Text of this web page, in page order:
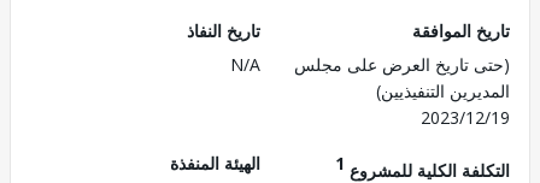
الموافقة
تاريخ العرض على مجلس
التنفيذيين)
2023/
تاريخ النفاذ
N/A
الكلية للمشروع1
الهيئة المنفذة